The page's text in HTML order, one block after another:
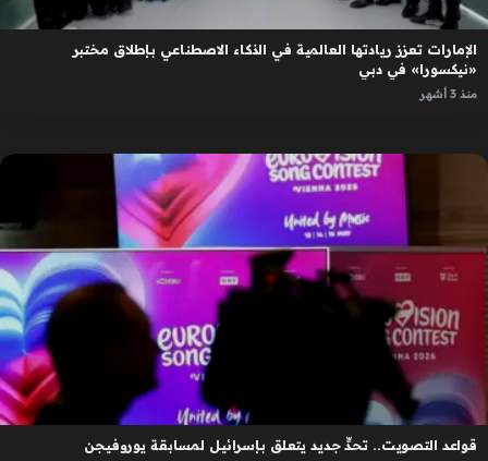
الإمارات تعزز ريادتها العالمية في الذكاء الاصطناعي بإطلاق مختبر
«نيكسورا» في دبي
منذ 3 أشهر
قواعد التصويت.. تحدٍّ جديد يتعلق بإسرائيل لمسابقة يوروفيجن